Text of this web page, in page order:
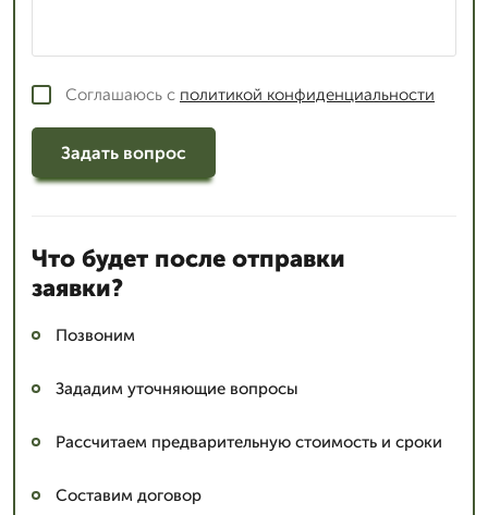
Соглашаюсь с политикой конфиденциальности
Задать вопрос
Что будет после отправки
заявки?
Позвоним
Зададим уточняющие вопросы
Рассчитаем предварительную стоимость и сроки
Составим договор